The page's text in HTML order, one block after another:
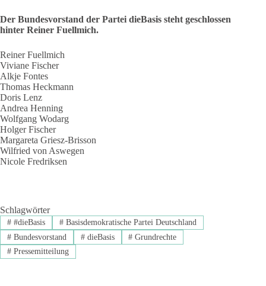
Der Bundesvorstand der Partei dieBasis steht geschlossen
hinter Reiner Fuellmich.
Reiner Fuellmich
Viviane Fischer
Alkje Fontes
Thomas Heckmann
Doris Lenz
Andrea Henning
Wolfgang Wodarg
Holger Fischer
Margareta Griesz-Brisson
Wilfried von Aswegen
Nicole Fredriksen
Schlagwörter
##dieBasis #Basisdemokratische Partei Deutschland
#Bundesvorstand #dieBasis # Grundrechte
#Pressemitteilung